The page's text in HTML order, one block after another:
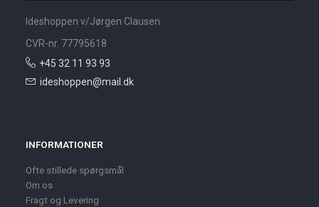
Ideshoppen v/Jørgen Clausen
CVR-nr. 77795618
+45 32 11 93 93
ideshoppen@mail.dk
INFORMATIONER
Ofte stillede spørgsmål
Om os
Fragt og Levering